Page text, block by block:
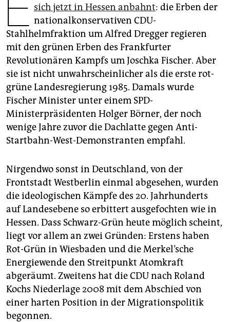
genossenschaft
epaper login
sich jetzt in Hessen anbahnt: die Erben der
nationalkonservativen CDU-
Stahlhelmfraktion um Alfred Dregger regieren
mit den grünen Erben des Frankfurter
Revolutionären Kampfs um Joschka Fischer. Aber
sie ist nicht unwahrscheinlicher als die erste rot-
grüne Landesregierung 1985. Damals wurde
Fischer Minister unter einem SPD-
Ministerpräsidenten Holger Börner, der noch
wenige Jahre zuvor die Dachlatte gegen Anti-
Startbahn-West-Demonstranten empfahl.
Nirgendwo sonst in Deutschland, von der
Frontstadt Westberlin einmal abgesehen, wurden
die ideologischen Kämpfe des 20. Jahrhunderts
auf Landesebene so erbittert ausgefochten wie in
Hessen. Dass Schwarz-Grün heute möglich scheint,
liegt vor allem an zwei Gründen: Erstens haben
Rot-Grün in Wiesbaden und die Merkel’sche
Energiewende den Streitpunkt Atomkraft
abgeräumt. Zweitens hat die CDU nach Roland
Kochs Niederlage 2008 mit dem Abschied von
einer harten Position in der Migrationspolitik
begonnen.